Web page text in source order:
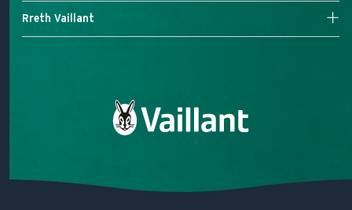
Kontrollet
Kërkim për servis
Rreth Vaillant